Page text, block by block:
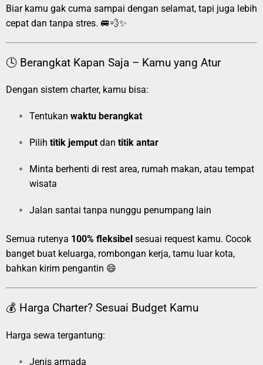
Biar kamu gak cuma sampai dengan selamat, tapi juga lebih
cepat dan tanpa stres. 🚐💨✨
🕓 Berangkat Kapan Saja – Kamu yang Atur
Dengan sistem charter, kamu bisa:
Tentukan waktu berangkat
Pilih titik jemput dan titik antar
Minta berhenti di rest area, rumah makan, atau tempat
wisata
Jalan santai tanpa nunggu penumpang lain
Semua rutenya 100% fleksibel sesuai request kamu. Cocok
banget buat keluarga, rombongan kerja, tamu luar kota,
bahkan kirim pengantin 😄
💰 Harga Charter? Sesuai Budget Kamu
Harga sewa tergantung:
Jenis armada